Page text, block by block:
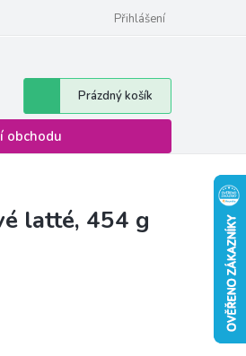
pro odstoupení od smlouvy
Přihlášení
Nákupní
košík
Prázdný košík
obchodu
latté, 454 g